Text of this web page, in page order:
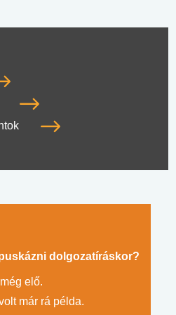
dolgozatíráskor?
elő.
már rá példa.